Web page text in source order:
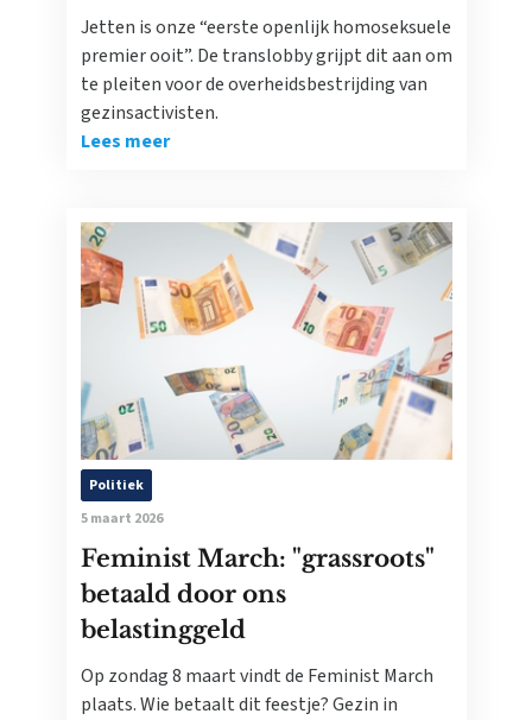
Jetten is onze “eerste openlijk homoseksuele
premier ooit”. De translobby grijpt dit aan om
te pleiten voor de overheidsbestrijding van
gezinsactivisten.
Lees meer
Politiek
5 maart 2026
Feminist March: "grassroots"
betaald door ons
belastinggeld
Op zondag 8 maart vindt de Feminist March
plaats. Wie betaalt dit feestje? Gezin in